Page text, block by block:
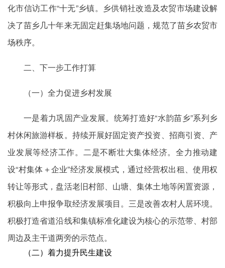
化市信访工作“十无”乡镇。乡供销社改造及农贸市场建设解
决了苗乡几十年来无固定赶集场地问题，规范了苗乡农贸市
场秩序。
二、下一步工作打算
（一）全力促进乡村发展
一是着力巩固产业发展。统筹打造好“水韵苗乡”系列乡
村休闲旅游样板。持续开展好固定资产投资、招商引资、产
业发展等经济工作。二是不断壮大集体经济。全力推动建
设“村集体＋企业”经济发展模式，通过经营权出租、使用权
转让等形式，盘活老旧村部、山塘、集体土地等闲置资源，
积极向上申报争取经济发展项目。三是改善农村人居环境。
积极打造省道沿线和集镇标准化建设为核心的示范带、村部
周边及主干道两旁的示范点。
（二）着力提升民生建设